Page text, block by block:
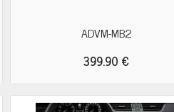
ADVM-MB2
399.90 €